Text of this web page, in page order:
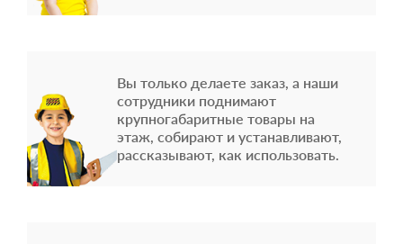
Вы только делаете заказ, а наши
сотрудники поднимают
крупногабаритные товары на
этаж, собирают и устанавливают,
рассказывают, как использовать.